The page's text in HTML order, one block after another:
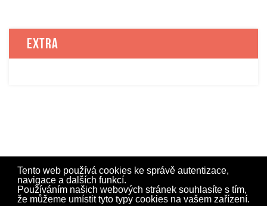
Tento web používá cookies ke správě autentizace,
navigace a dalších funkcí.
Používáním našich webových stránek souhlasíte s tím,
že můžeme umístit tyto typy cookies na vašem zařízení.
Extra